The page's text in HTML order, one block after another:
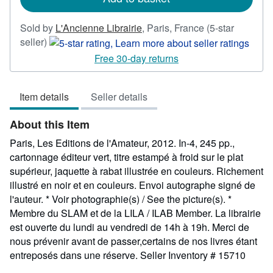
Sold by L'Ancienne Librairie, Paris, France (5-star
seller) Seller
5
of
5
stars
Free 30-day returns
Item details Seller details
About this Item
Paris, Les Editions de l'Amateur, 2012. In-4, 245 pp.,
cartonnage éditeur vert, titre estampé à froid sur le plat
supérieur, jaquette à rabat illustrée en couleurs. Richement
illustré en noir et en couleurs. Envoi autographe signé de
l'auteur. * Voir photographie(s) / See the picture(s). *
Membre du SLAM et de la LILA / ILAB Member. La librairie
est ouverte du lundi au vendredi de 14h à 19h. Merci de
nous prévenir avant de passer,certains de nos livres étant
entreposés dans une réserve. Seller Inventory # 15710